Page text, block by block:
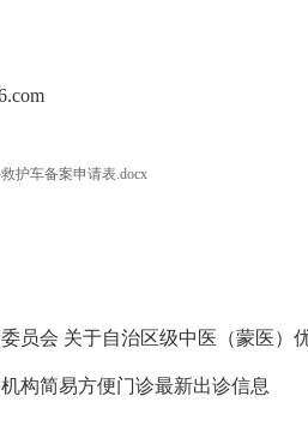
护车备案申请表.docx
员会 关于自治区级中医（蒙医）
构简易方便门诊最新出诊信息